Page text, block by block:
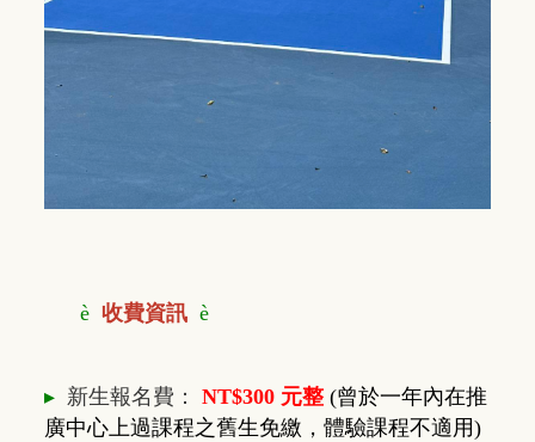
è 收費資訊 è
▸ 新生報名費： NT$300 元整 (曾於一年內在推
廣中心上過課程之舊生免繳，體驗課程不適用)